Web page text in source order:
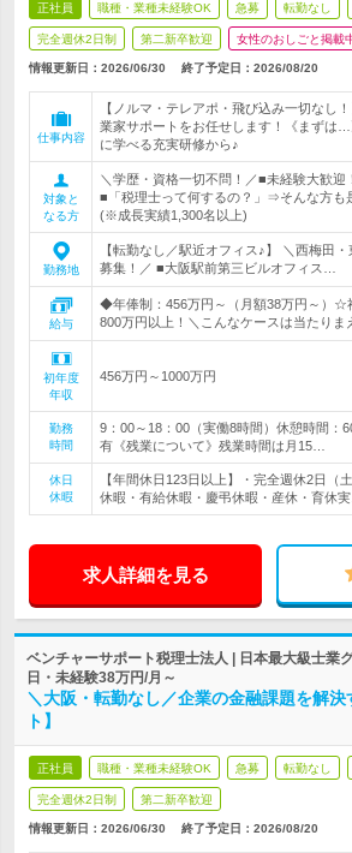
正社員 職種・業種未経験OK 急募 転勤なし
完全週休2日制 第二新卒歓迎 女性のおしごと掲載
情報更新日：2026/06/30 終了予定日： 2026/08/20
仕事内容
【ノルマ・テレアポ・飛び込み一切なし
業家サポートをお任せします！《まずは
に学べる充実研修から♪
対象と
なる方
＼学歴・資格一切不問！／■未経験大歓迎
■「税理士って何するの？」⇒そんな方も
(※成長実績1,300名以上)
勤務地
【転勤なし／駅近オフィス♪】 ＼西梅田
募集！／ ■大阪駅前第三ビルオフィス…
給与
◆年俸制：456万円～（月額38万円～）☆
800万円以上！＼こんなケースは当たり
初年度
年収
456万円～1000万円
勤務
時間
9：00～18：00（実働8時間）休憩時間：
有《残業について》残業時間は月15…
休日
休暇
【年間休日123日以上】・完全週休2日（
休暇・有給休暇・慶弔休暇・産休・育休実
求人詳細を見る
ベンチャーサポート税理士法人 | 日本最大級士業
日・未経験38万円/月～
＼大阪・転勤なし／企業の金融課題を解
ト】
正社員 職種・業種未経験OK 急募 転勤なし
完全週休2日制 第二新卒歓迎
情報更新日：2026/06/30 終了予定日： 2026/08/20